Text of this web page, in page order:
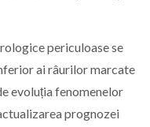
periculoase se
ai râurilor marcate
evoluția fenomenelor
prognozei